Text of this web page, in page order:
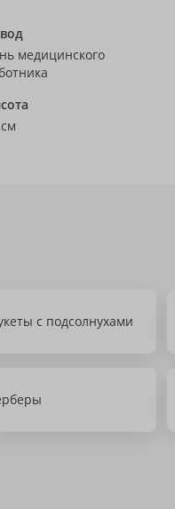
медицинского
с подсолнухами